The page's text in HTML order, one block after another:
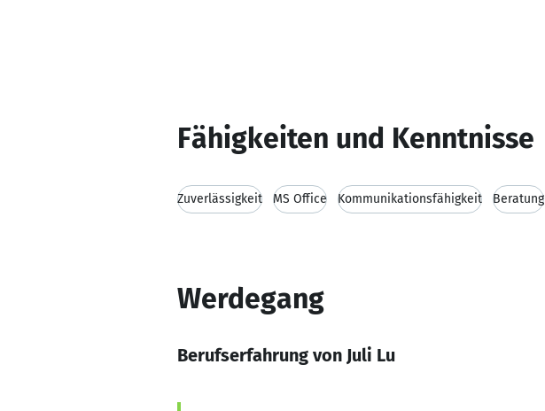
Fähigkeiten und Kenntnisse
Zuverlässigkeit MS Office Kommunikationsfähigkeit Beratung
Werdegang
Berufserfahrung von Juli Lu